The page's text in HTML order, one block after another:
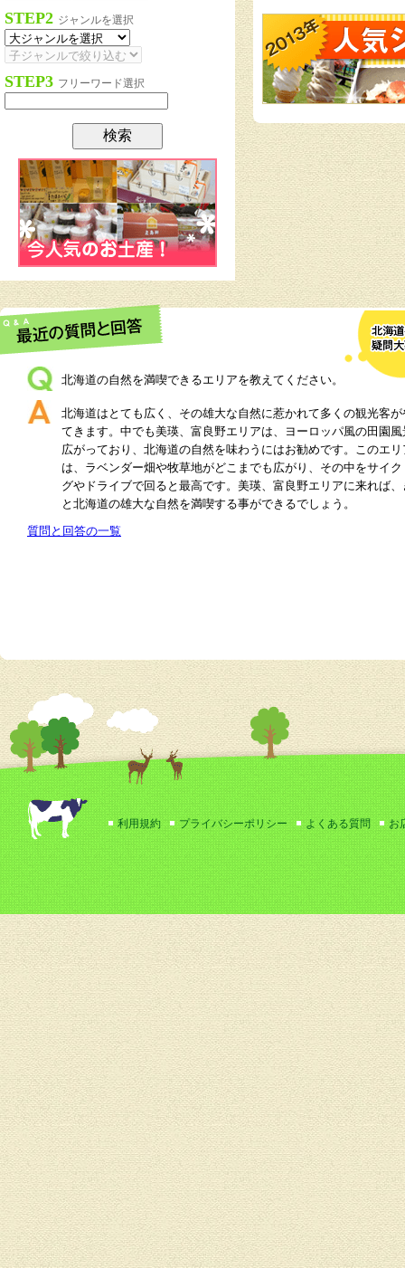
STEP2 ジャンルを選択
STEP3 フリーワード選択
北海道の自然を満喫できるエリアを教えてください。
北海道はとても広く、その雄大な自然に惹かれて多くの観光客が
てきます。中でも美瑛、富良野エリアは、ヨーロッパ風の田園風
広がっており、北海道の自然を味わうにはお勧めです。このエリ
は、ラベンダー畑や牧草地がどこまでも広がり、その中をサイク
グやドライブで回ると最高です。美瑛、富良野エリアに来れば、
と北海道の雄大な自然を満喫する事ができるでしょう。
質問と回答の一覧
利用規約 プライバシーポリシー よくある質問 お